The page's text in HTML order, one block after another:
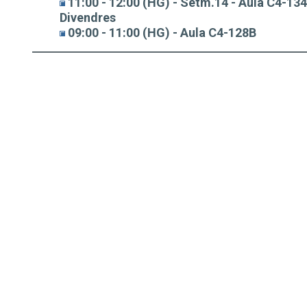
Divendres
09:00 - 11:00 (HG) - Aula C4-128B